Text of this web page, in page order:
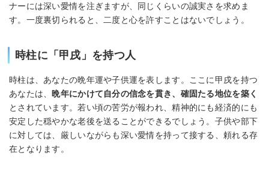
ナーには深い愛情を注ぎますが、同じくらいの誠実さを求めま
す。一度裏切られると、二度と心を許すことはないでしょう。
時柱に「甲戌」を持つ人
時柱は、あなたの晩年運や子供運を表します。ここに甲戌を持つ
あなたは、 晩年にかけて自分の信念を貫き、確固たる地位を築く
とされています。若い頃の苦労が報われ、精神的にも経済的にも
安定した穏やかな老後を送ることができるでしょう。子供や部下
に対しては、厳しいながらも深い愛情を持って接する、頼れる存
在となります。